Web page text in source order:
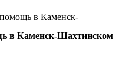
помощь в Каменск-
в Каменск-Шахтинском